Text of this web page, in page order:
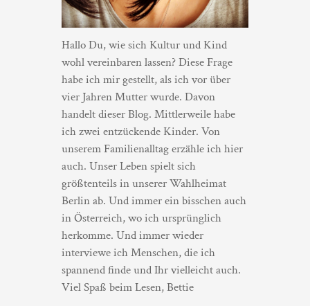
Hallo Du, wie sich Kultur und Kind
wohl vereinbaren lassen? Diese Frage
habe ich mir gestellt, als ich vor über
vier Jahren Mutter wurde. Davon
handelt dieser Blog. Mittlerweile habe
ich zwei entzückende Kinder. Von
unserem Familienalltag erzähle ich hier
auch. Unser Leben spielt sich
größtenteils in unserer Wahlheimat
Berlin ab. Und immer ein bisschen auch
in Österreich, wo ich ursprünglich
herkomme. Und immer wieder
interviewe ich Menschen, die ich
spannend finde und Ihr vielleicht auch.
Viel Spaß beim Lesen, Bettie